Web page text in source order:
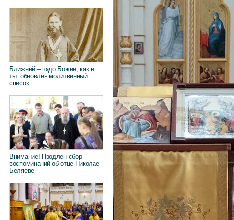
Ближний – чадо Божие, как и
ты: обновлен молитвенный
список
Внимание! Продлен сбор
воспоминаний об отце Николае
Беляеве